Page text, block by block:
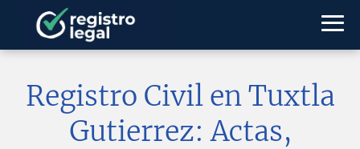
Registro Civil en Tuxtla
Gutierrez: Actas,